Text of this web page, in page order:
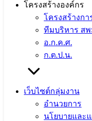
โครงสร้างองค์กร
โครงสร้างกา
ทีมบริหาร สพ
อ.ก.ค.ศ.
ก.ต.ป.น.
เว็บไซต์กลุ่มงาน
อำนวยการ
นโยบายและ
รายงานผลการด
คุณธรรมและคว
สำนักงานเขตพื้
พ.ศ. 2568
30 มิถุนายน 20236 สิ